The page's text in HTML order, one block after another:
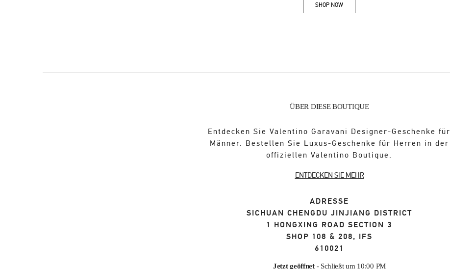
SHOP NOWLink Opens in New Tab
ÜBER DIESE BOUTIQUE
Entdecken Sie Valentino Garavani Designer-Geschenke für
Männer. Bestellen Sie Luxus-Geschenke für Herren in der
offiziellen Valentino Boutique.
ENTDECKEN SIE MEHR
ADRESSE
SICHUAN CHENGDU JINJIANG DISTRICT
1 HONGXING ROAD SECTION 3
SHOP 108 & 208, IFS
610021
Jetzt geöffnet- Schließt um 10:00 PM